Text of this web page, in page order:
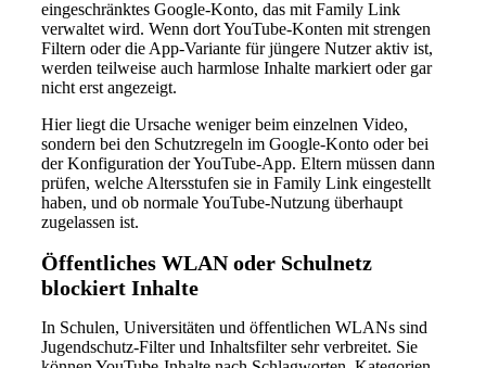
eingeschränktes Google-Konto, das mit Family Link
verwaltet wird. Wenn dort YouTube-Konten mit strengen
Filtern oder die App-Variante für jüngere Nutzer aktiv ist,
werden teilweise auch harmlose Inhalte markiert oder gar
nicht erst angezeigt.
Hier liegt die Ursache weniger beim einzelnen Video,
sondern bei den Schutzregeln im Google-Konto oder bei
der Konfiguration der YouTube-App. Eltern müssen dann
prüfen, welche Altersstufen sie in Family Link eingestellt
haben, und ob normale YouTube-Nutzung überhaupt
zugelassen ist.
Öffentliches WLAN oder Schulnetz
blockiert Inhalte
In Schulen, Universitäten und öffentlichen WLANs sind
Jugendschutz-Filter und Inhaltsfilter sehr verbreitet. Sie